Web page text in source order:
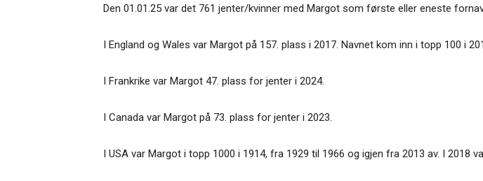
Den 01.01.25 var det 761 jenter/kvinner med Margot som første eller eneste
I England og Wales var Margot på 157. plass i 2017. Navnet kom inn i topp 100 i
I Frankrike var Margot 47. plass for jenter i 2024.
I Canada var Margot på 73. plass for jenter i 2023.
I USA var Margot i topp 1000 i 1914, fra 1929 til 1966 og igjen fra 2013 av. I 2018